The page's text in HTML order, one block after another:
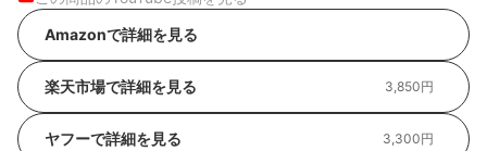
Amazonで詳細を見る
楽天市場で詳細を見る 3,850円
ヤフーで詳細を見る 3,300円